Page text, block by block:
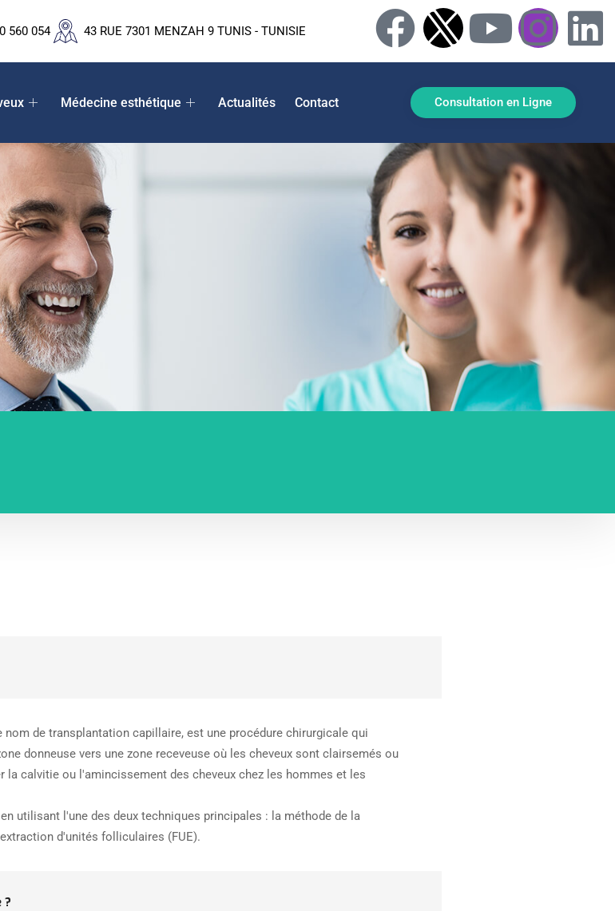
560 054 43 RUE 7301 MENZAH 9 TUNIS - TUNISIE
Médecine esthétique Actualités Contact Consultation en Ligne
nom de transplantation capillaire, est une procédure chirurgicale qui
donneuse vers une zone receveuse où les cheveux sont clairsemés ou
calvitie ou l'amincissement des cheveux chez les hommes et les
utilisant l'une des deux techniques principales : la méthode de la
d'unités folliculaires (FUE).
?